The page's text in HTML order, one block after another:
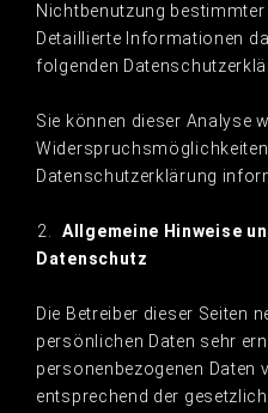
Nichtbenutzung bestimmter
Detaillierte Informationen
folgenden
Sie können dieser Analyse
Datenschutzerklärung
Allgemeine Hinweise
Datenschutz
Die Betreiber dieser Seiten
persönlichen Daten sehr
personenbezogenen Daten
entsprechend der